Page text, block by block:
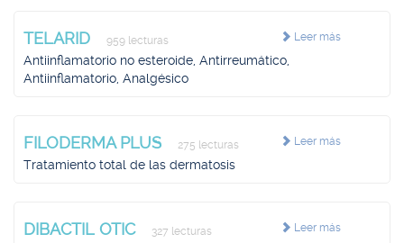
Leer más
TELARID 959 lecturas
Antiinflamatorio no esteroide, Antirreumático,
Antiinflamatorio, Analgésico
Leer más
FILODERMA PLUS 275 lecturas
Tratamiento total de las dermatosis
Leer más
DIBACTIL OTIC 327 lecturas